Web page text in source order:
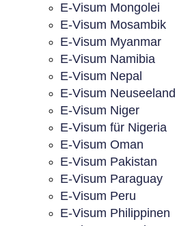
E-Visum Mongolei
E-Visum Mosambik
E-Visum Myanmar
E-Visum Namibia
E-Visum Nepal
E-Visum Neuseeland
E-Visum Niger
E-Visum für Nigeria
E-Visum Oman
E-Visum Pakistan
E-Visum Paraguay
E-Visum Peru
E-Visum Philippinen